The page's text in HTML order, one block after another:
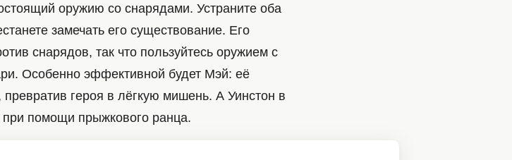
оружию со снарядами. Устраните оба
замечать его существование. Его
снарядов, так что пользуйтесь оружием с
Особенно эффективной будет Мэй: её
превратив героя в лёгкую мишень. А Уинстон в
при помощи прыжкового ранца.